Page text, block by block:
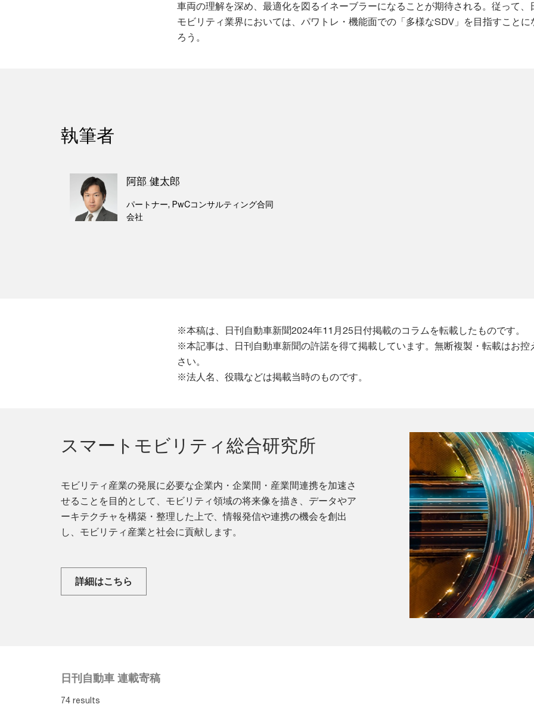
車両の理解を深め、最適化を図るイネーブラーになることが期待される。従って、
モビリティ業界においては、パワトレ・機能面での「多様なSDV」を目指すことに
ろう。
執筆者
阿部 健太郎
パートナー, PwCコンサルティング合同
会社
※本稿は、日刊自動車新聞2024年11月25日付掲載のコラムを転載したものです。
※本記事は、日刊自動車新聞の許諾を得て掲載しています。無断複製・転載はお控
さい。
※法人名、役職などは掲載当時のものです。
スマートモビリティ総合研究所
モビリティ産業の発展に必要な企業内・企業間・産業間連携を加速さ
せることを目的として、モビリティ領域の将来像を描き、データやア
ーキテクチャを構築・整理した上で、情報発信や連携の機会を創出
し、モビリティ産業と社会に貢献します。
詳細はこちら
日刊自動車 連載寄稿
74 results